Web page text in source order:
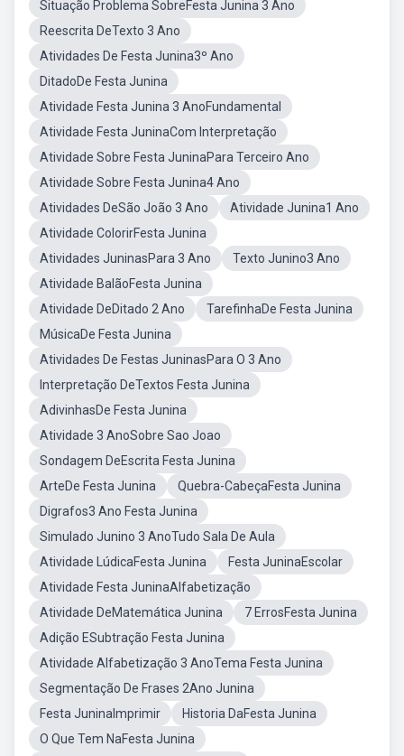
Situação Problema SobreFesta Junina 3 Ano
Reescrita DeTexto 3 Ano
Atividades De Festa Junina3º Ano
DitadoDe Festa Junina
Atividade Festa Junina 3 AnoFundamental
Atividade Festa JuninaCom Interpretação
Atividade Sobre Festa JuninaPara Terceiro Ano
Atividade Sobre Festa Junina4 Ano
Atividades DeSão João 3 Ano
Atividade Junina1 Ano
Atividade ColorirFesta Junina
Atividades JuninasPara 3 Ano
Texto Junino3 Ano
Atividade BalãoFesta Junina
Atividade DeDitado 2 Ano
TarefinhaDe Festa Junina
MúsicaDe Festa Junina
Atividades De Festas JuninasPara O 3 Ano
Interpretação DeTextos Festa Junina
AdivinhasDe Festa Junina
Atividade 3 AnoSobre Sao Joao
Sondagem DeEscrita Festa Junina
ArteDe Festa Junina
Quebra-CabeçaFesta Junina
Digrafos3 Ano Festa Junina
Simulado Junino 3 AnoTudo Sala De Aula
Atividade LúdicaFesta Junina
Festa JuninaEscolar
Atividade Festa JuninaAlfabetização
Atividade DeMatemática Junina
7 ErrosFesta Junina
Adição ESubtração Festa Junina
Atividade Alfabetização 3 AnoTema Festa Junina
Segmentação De Frases 2Ano Junina
Festa JuninaImprimir
Historia DaFesta Junina
O Que Tem NaFesta Junina